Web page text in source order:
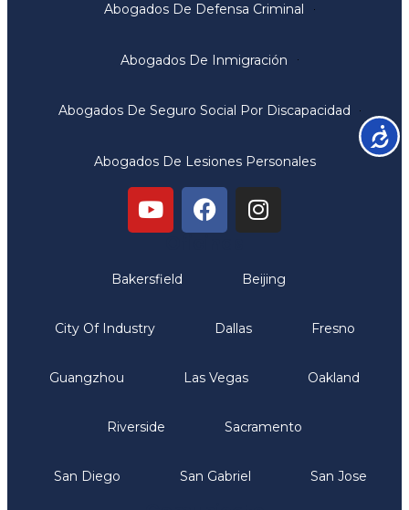
Abogados De Defensa Criminal
Abogados De Inmigración
Abogados De Seguro Social Por Discapacidad
Abogados De Lesiones Personales
Bakersfield Beijing
City Of Industry Dallas Fresno
Guangzhou Las Vegas Oakland
Riverside Sacramento
San Diego San Gabriel San Jose